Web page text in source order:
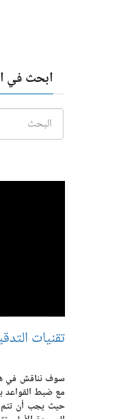
ابحث في
تقنيات
سوف نناقش في
مع ضبط القواعد
حيث يجب أن تتم